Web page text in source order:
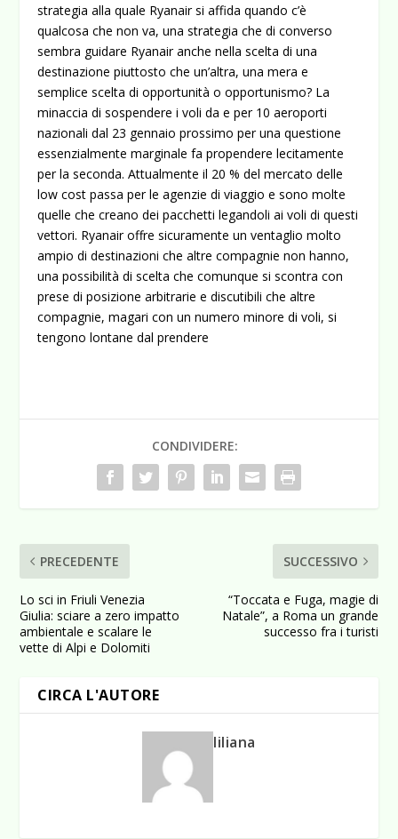
strategia alla quale Ryanair si affida quando c’è
qualcosa che non va, una strategia che di converso
sembra guidare Ryanair anche nella scelta di una
destinazione piuttosto che un’altra, una mera e
semplice scelta di opportunità o opportunismo? La
minaccia di sospendere i voli da e per 10 aeroporti
nazionali dal 23 gennaio prossimo per una questione
essenzialmente marginale fa propendere lecitamente
per la seconda. Attualmente il 20 % del mercato delle
low cost passa per le agenzie di viaggio e sono molte
quelle che creano dei pacchetti legandoli ai voli di questi
vettori. Ryanair offre sicuramente un ventaglio molto
ampio di destinazioni che altre compagnie non hanno,
una possibilità di scelta che comunque si scontra con
prese di posizione arbitrarie e discutibili che altre
compagnie, magari con un numero minore di voli, si
tengono lontane dal prendere
CONDIVIDERE:
PRECEDENTE
Lo sci in Friuli Venezia
Giulia: sciare a zero impatto
ambientale e scalare le
vette di Alpi e Dolomiti
SUCCESSIVO
“Toccata e Fuga, magie di
Natale”, a Roma un grande
successo fra i turisti
CIRCA L'AUTORE
liliana